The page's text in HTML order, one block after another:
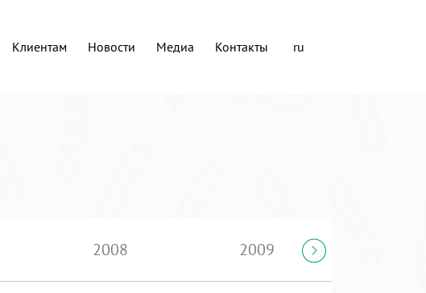
Клиентам Новости Медиа Контакты ru
2008 2009